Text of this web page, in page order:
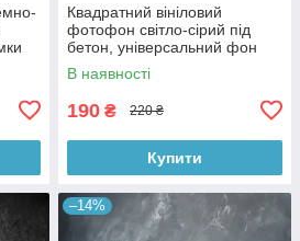
Квадратний вініловий
фотофон світло-сірий під
бетон, універсальний фон
для зйомки, 60x60 см,
№550478
В наявності
190 ₴ 220 ₴
Купити
–14%